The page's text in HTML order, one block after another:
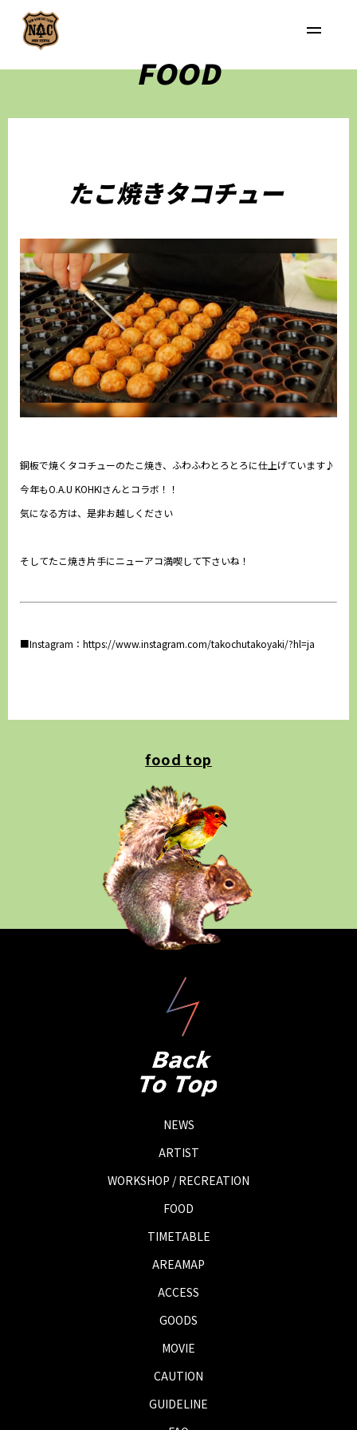
FOOD
たこ焼きタコチュー
銅板で焼くタコチューのたこ焼き、ふわふわとろとろに仕上げています♪
今年もO.A.U KOHKIさんとコラボ！！
気になる方は、是非お越しください
そしてたこ焼き片手にニューアコ満喫して下さいね！
■Instagram： https://www.instagram.com/takochutakoyaki/?hl=ja
food top
NEWS
ARTIST
WORKSHOP / RECREATION
FOOD
TIMETABLE
AREAMAP
ACCESS
GOODS
MOVIE
CAUTION
GUIDELINE